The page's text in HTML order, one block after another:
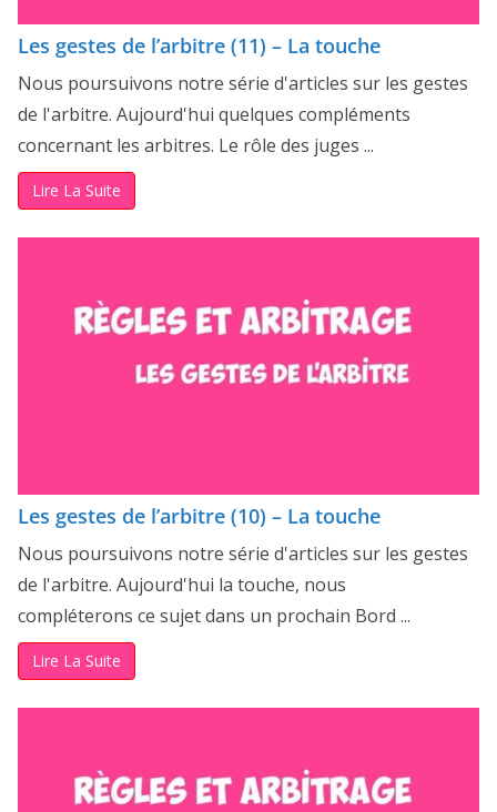
Les gestes de l’arbitre (11) – La touche
Nous poursuivons notre série d'articles sur les gestes
de l'arbitre. Aujourd'hui quelques compléments
concernant les arbitres. Le rôle des juges ...
Lire La Suite
Les gestes de l’arbitre (10) – La touche
Nous poursuivons notre série d'articles sur les gestes
de l'arbitre. Aujourd'hui la touche, nous
compléterons ce sujet dans un prochain Bord ...
Lire La Suite